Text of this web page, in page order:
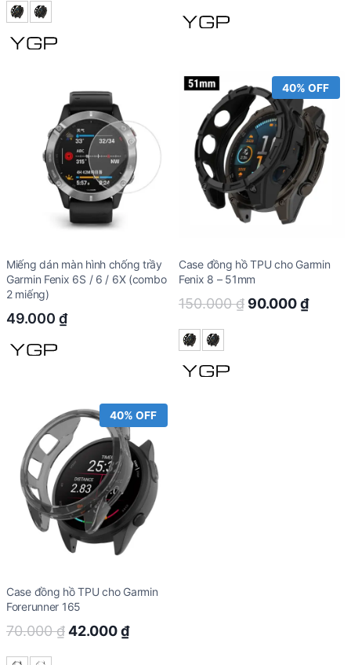
Miếng dán màn hình chống trầy
Garmin Fenix 6S / 6 / 6X (combo
2 miếng)
49.000 ₫
40% OFF
Case đồng hồ TPU cho Garmin
Fenix 8 – 51mm
150.000₫ Original
90.000₫
40% OFF
Case đồng hồ TPU cho Garmin
Forerunner 165
70.000₫Original
42.000₫Current